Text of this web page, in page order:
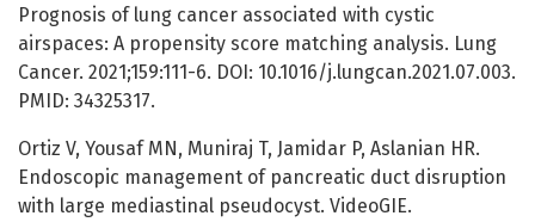
Prognosis of lung cancer associated with cystic
airspaces: A propensity score matching analysis. Lung
Cancer. 2021;159:111-6. DOI: 10.1016/j.lungcan.2021.07.003.
PMID: 34325317.
Ortiz V, Yousaf MN, Muniraj T, Jamidar P, Aslanian HR.
Endoscopic management of pancreatic duct disruption
with large mediastinal pseudocyst. VideoGIE.